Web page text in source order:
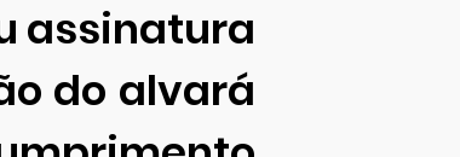
assinatura
do alvará